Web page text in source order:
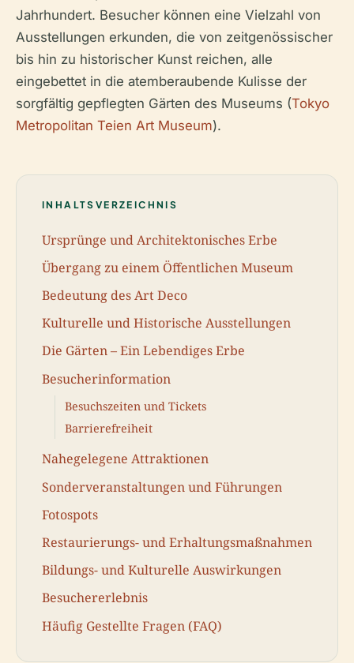
Jahrhundert. Besucher können eine Vielzahl von
Ausstellungen erkunden, die von zeitgenössischer
bis hin zu historischer Kunst reichen, alle
eingebettet in die atemberaubende Kulisse der
sorgfältig gepflegten Gärten des Museums (Tokyo
Metropolitan Teien Art Museum).
INHALTSVERZEICHNIS
Ursprünge und Architektonisches Erbe
Übergang zu einem Öffentlichen Museum
Bedeutung des Art Deco
Kulturelle und Historische Ausstellungen
Die Gärten – Ein Lebendiges Erbe
Besucherinformation
Besuchszeiten und Tickets
Barrierefreiheit
Nahegelegene Attraktionen
Sonderveranstaltungen und Führungen
Fotospots
Restaurierungs- und Erhaltungsmaßnahmen
Bildungs- und Kulturelle Auswirkungen
Besuchererlebnis
Häufig Gestellte Fragen (FAQ)